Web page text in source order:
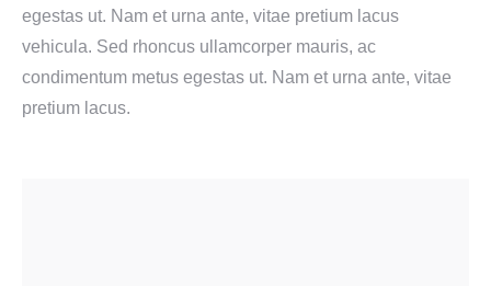
egestas ut. Nam et urna ante, vitae pretium lacus
vehicula. Sed rhoncus ullamcorper mauris, ac
condimentum metus egestas ut. Nam et urna ante, vitae
pretium lacus.